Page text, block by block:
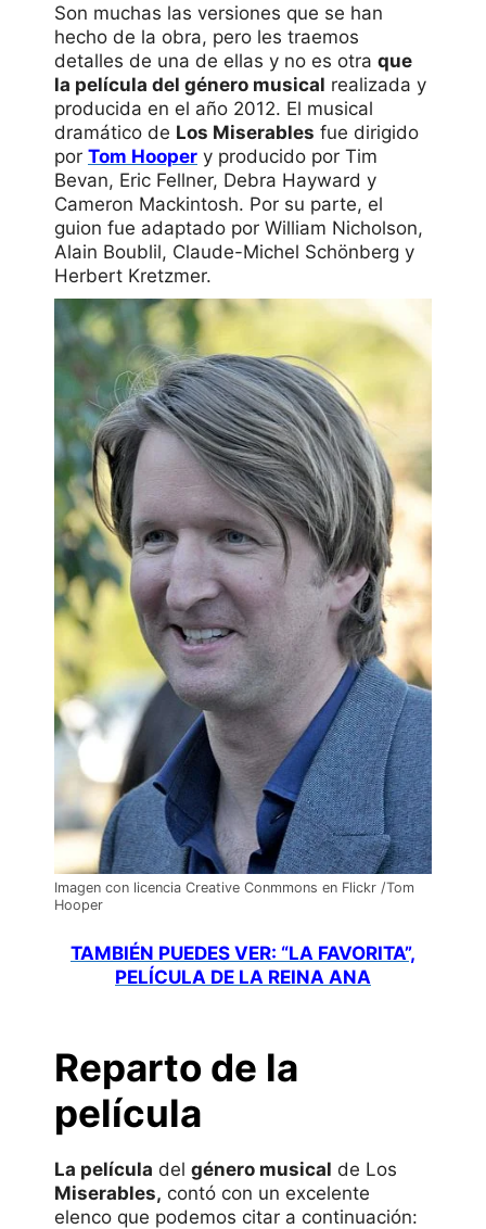
Son muchas las versiones que se han
hecho de la obra, pero les traemos
detalles de una de ellas y no es otra que
la película del género musical realizada y
producida en el año 2012. El musical
dramático de Los Miserables fue dirigido
por Tom Hooper y producido por Tim
Bevan, Eric Fellner, Debra Hayward y
Cameron Mackintosh. Por su parte, el
guion fue adaptado por William Nicholson,
Alain Boublil, Claude-Michel Schönberg y
Herbert Kretzmer.
Imagen con licencia Creative Conmmons en Flickr /Tom
Hooper
TAMBIÉN PUEDES VER: “LA FAVORITA”,
PELÍCULA DE LA REINA ANA
Reparto de la
película
La película del género musical de Los
Miserables, contó con un excelente
elenco que podemos citar a continuación: